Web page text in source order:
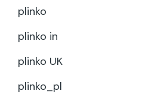
plinko
plinko in
plinko UK
plinko_pl